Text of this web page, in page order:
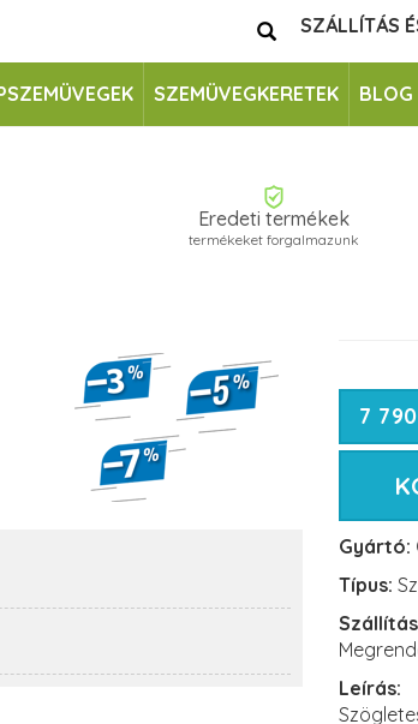
SZÁLLÍTÁS
SZEMÜVEGKERETEK BLOG
Eredeti termékek
termékeket forgalmazunk
7
Gyártó:
Típus:
Leírás: